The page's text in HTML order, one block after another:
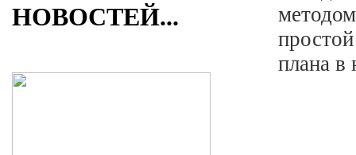
НОВОСТЕЙ...
плана в